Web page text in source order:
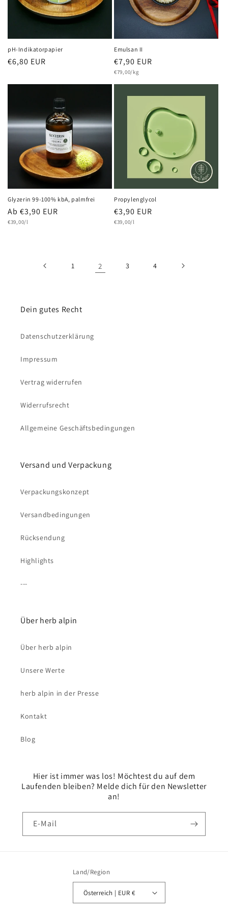
pH-Indikatorpapier
Normaler
€6,80 EUR
Emulsan II
Normaler
Preis
€7,90 EUR
Grundpreis
€79,00/kg
Glyzerin 99-100% kbA, palmfrei
Normaler
Preis
Ab €3,90 EUR
Grundpreis
€39,00/l
Propylenglycol
Normaler
Preis
€3,90 EUR
Grundpreis
€39,00/l
1 2 3 4
Dein gutes Recht
Datenschutzerklärung
Impressum
Vertrag widerrufen
Widerrufsrecht
Allgemeine Geschäftsbedingungen
Versand und Verpackung
Verpackungskonzept
Versandbedingungen
Rücksendung
Highlights
---
Über herb alpin
Über herb alpin
Unsere Werte
herb alpin in der Presse
Kontakt
Blog
Hier ist immer was los! Möchtest du auf dem
Laufenden bleiben? Melde dich für den Newsletter
an!
E-Mail
Land/Region
Österreich | EUR €